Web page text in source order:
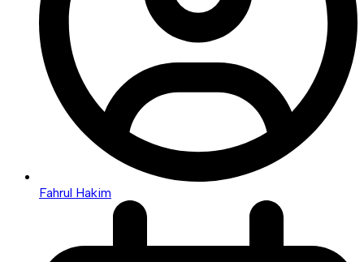
Fahrul Hakim